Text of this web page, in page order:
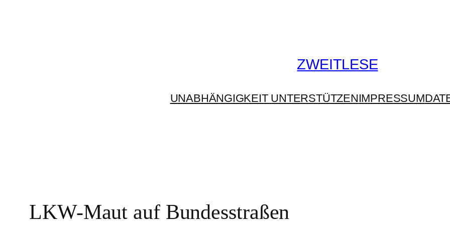
ZWEITLESE
UNABHÄNGIGKEIT UNTERSTÜTZENIMPRESSUM
LKW-Maut auf Bundesstraßen